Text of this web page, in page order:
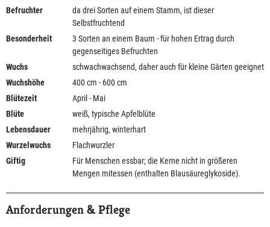
Befruchter
da drei Sorten auf einem Stamm, ist dieser
Selbstfruchtend
Besonderheit
3 Sorten an einem Baum - für hohen Ertrag durch
gegenseitiges Befruchten
Wuchs
schwachwachsend, daher auch für kleine Gärten geeignet
Wuchshöhe
400 cm - 600 cm
Blütezeit
April - Mai
Blüte
weiß, typische Apfelblüte
Lebensdauer
mehrjährig, winterhart
Wurzelwuchs
Flachwurzler
Giftig
Für Menschen essbar; die Kerne nicht in größeren
Mengen mitessen (enthalten Blausäureglykoside).
Anforderungen & Pflege